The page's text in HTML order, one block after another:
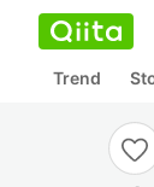
Trend